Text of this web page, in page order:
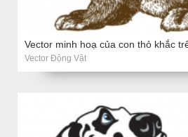
Vector minh hoạ của con thỏ khắc
Vector Động Vật